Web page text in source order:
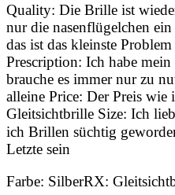
Quality: Die Brille ist
nur die nasenflügelchen
das ist das kleinste
Prescription: Ich habe mein
brauche es immer nur zu
alleine Price: Der Preis wie
Gleitsichtbrille Size: Ich
ich Brillen süchtig
Letzte sein
Farbe: SilberRX: